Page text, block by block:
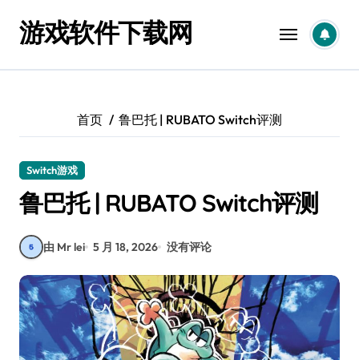
游戏软件下载网
首页 鲁巴托 | RUBATO Switch评测
Switch游戏
鲁巴托 | RUBATO Switch评测
由 Mr lei 5 月 18, 2026 没有评论